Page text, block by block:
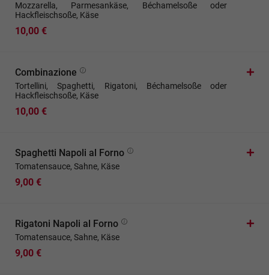
Mozzarella, Parmesankäse, Béchamelsoße oder
Hackfleischsoße, Käse
10,00 €
Combinazione
Tortellini, Spaghetti, Rigatoni, Béchamelsoße oder
Hackfleischsoße, Käse
10,00 €
Spaghetti Napoli al Forno
Tomatensauce, Sahne, Käse
9,00 €
Rigatoni Napoli al Forno
Tomatensauce, Sahne, Käse
9,00 €